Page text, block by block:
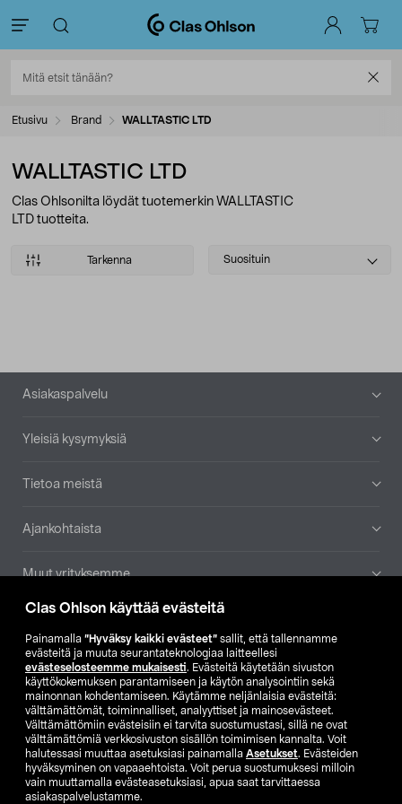
Clas Ohlson käyttää evästeitä
Painamalla ”Hyväksy kaikki evästeet” sallit, että tallennamme
evästeitä ja muuta seurantateknologiaa laitteellesi
evästeselosteemme mukaisesti. Evästeitä käytetään sivuston
käyttökokemuksen parantamiseen ja käytön analysointiin sekä
mainonnan kohdentamiseen. Käytämme neljänlaisia evästeitä:
välttämättömät, toiminnalliset, analyyttiset ja mainosevästeet.
Välttämättömiin evästeisiin ei tarvita suostumustasi, sillä ne ovat
välttämättömiä verkkosivuston sisällön toimimisen kannalta. Voit
halutessasi muuttaa asetuksiasi painamalla Asetukset. Evästeiden
hyväksyminen on vapaaehtoista. Voit perua suostumuksesi milloin
vain muuttamalla evästeasetuksiasi, apua saat tarvittaessa
asiakaspalvelustamme.
Etusivu Brand WALLTASTIC LTD
WALLTASTIC LTD
Clas Ohlsonilta löydät tuotemerkin WALLTASTIC
LTD tuotteita.
Tarkenna
Select
Suosituin
Alatunniste
Asiakaspalvelu
Yleisiä kysymyksiä
Tietoa meistä
Ajankohtaista
Muut yrityksemme
Etsi myymälä
SE NO FI
FI SV